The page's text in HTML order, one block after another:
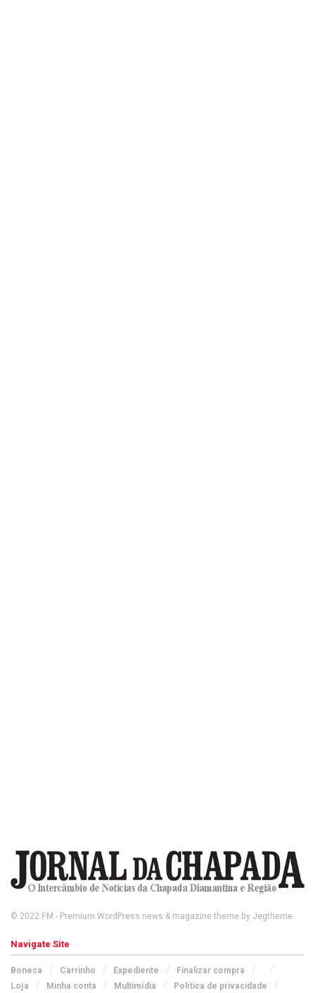
© 2022 FM - Premium WordPress news & magazine theme by Jegtheme.
Navigate Site
Boneca Carrinho Expediente
Finalizar compra
Loja
Minha conta Multimídia Política de privacidade